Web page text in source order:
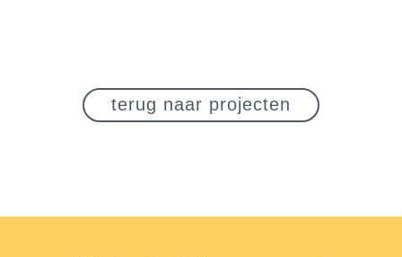
terug naar projecten